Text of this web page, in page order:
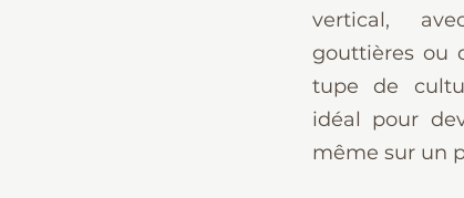
vertical,
gouttières ou
tupe de
idéal pour
même sur un